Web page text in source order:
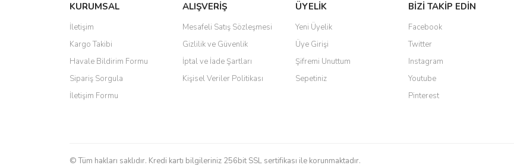
Ürün resmi kalitesiz, bozuk veya görüntülenemiyor.
Ürün açıklamasında eksik bilgiler bulunuyor.
Ürün bilgilerinde hatalar bulunuyor.
Ürün fiyatı diğer sitelerden daha pahalı.
Bu ürüne benzer farklı alternatifler olmalı.
KURUMSAL
İletişim
Kargo Takibi
Havale Bildirim Formu
Sipariş Sorgula
İletişim Formu
ALIŞVERİŞ
Mesafeli Satış Sözleşmesi
Gizlilik ve Güvenlik
İptal ve İade Şartları
Kişisel Veriler Politikası
ÜYELİK
Yeni Üyelik
Üye Girişi
Şifremi Unuttum
Sepetiniz
BİZİ TAKİP EDİN
Facebook
Twitter
Instagram
Youtube
Pinterest
© Tüm hakları saklıdır. Kredi kartı bilgileriniz 256bit SSL sertifikası ile korunmaktadır.